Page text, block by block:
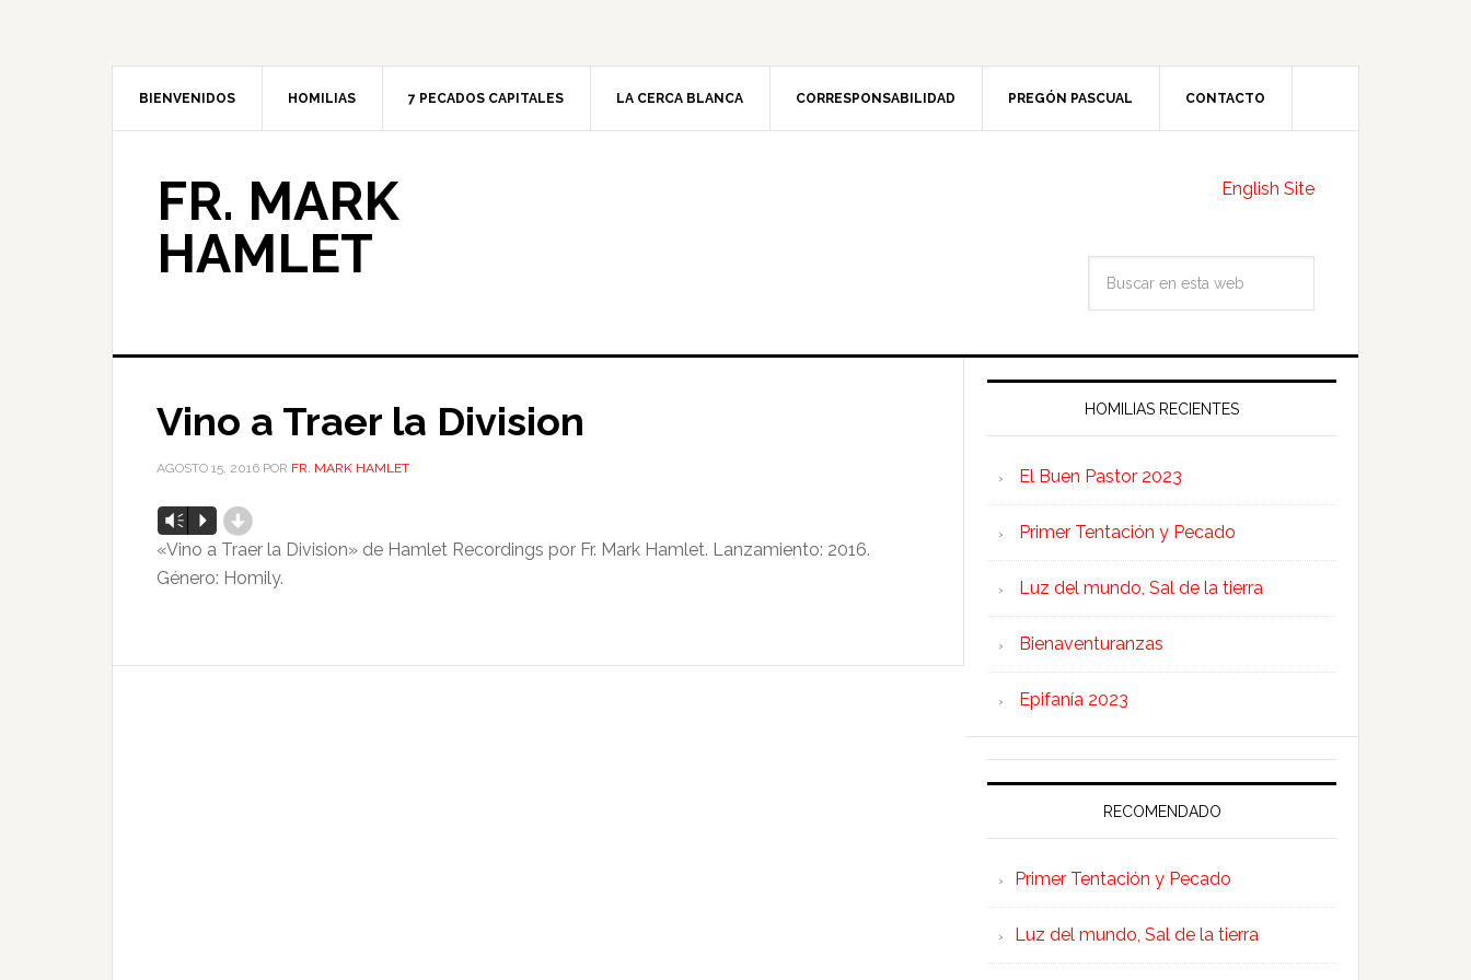
BIENVENIDOS HOMILIAS 7 PECADOS CAPITALES LA CERCA BLANCA CORRESPONSABILIDAD PREGÓN PASCUAL CONTACTO
FR. MARK
HAMLET
English Site
Vino a Traer la Division
AGOSTO 15, 2016 POR FR. MARK HAMLET
Reproductor
de
audio
Vm P d
«Vino a Traer la Division» de Hamlet Recordings por Fr. Mark Hamlet. Lanzamiento: 2016.
Género: Homily.
HOMILIAS RECIENTES
El Buen Pastor 2023
Primer Tentación y Pecado
Luz del mundo, Sal de la tierra
Bienaventuranzas
Epifanía 2023
RECOMENDADO
Primer Tentación y Pecado
Luz del mundo, Sal de la tierra